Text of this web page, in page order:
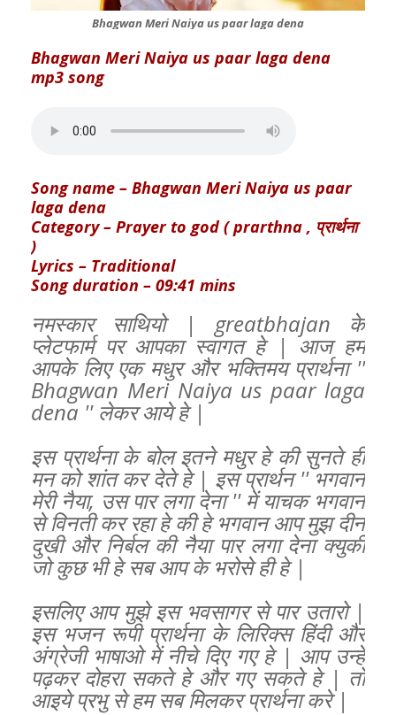
Bhagwan Meri Naiya us paar laga dena
Bhagwan Meri Naiya us paar laga dena
mp3 song
Song name – Bhagwan Meri Naiya us paar
laga dena
Category – Prayer to god ( prarthna , प्रार्थना
)
Lyrics – Traditional
Song duration – 09:41 mins
नमस्कार साथियो | greatbhajan के
प्लेटफार्म पर आपका स्वागत हे | आज हम
आपके लिए एक मधुर और भक्तिमय प्रार्थना ''
Bhagwan Meri Naiya us paar laga
dena '' लेकर आये हे |
इस प्रार्थना के बोल इतने मधुर हे की सुनते ही
मन को शांत कर देते हे | इस प्रार्थन '' भगवान
मेरी नैया, उस पार लगा देना '' में याचक भगवान
से विनती कर रहा हे की हे भगवान आप मुझ दीन
दुखी और निर्बल की नैया पार लगा देना क्युकी
जो कुछ भी हे सब आप के भरोसे ही हे |
इसलिए आप मुझे इस भवसागर से पार उतारो |
इस भजन रूपी प्रार्थना के लिरिक्स हिंदी और
अंग्रेजी भाषाओ में नीचे दिए गए हे | आप उन्हें
पढ़कर दोहरा सकते हे और गए सकते हे | तो
आइये प्रभु से हम सब मिलकर प्रार्थना करे |